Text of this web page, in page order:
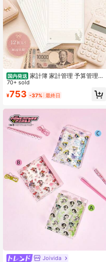
173 フォロワー
国内発送 家計簿 家計管理 予算管理記
録カード 12枚 現金管理 支出記録 袋
分け家計簿 お札貯金・封筒貯金にも
使える 国内発送 カードのみ
70+ sold
¥753 -37% 最終日
Joivida
#4 ベストセラー